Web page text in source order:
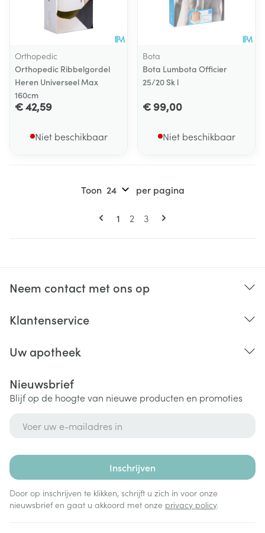
Orthopedic
Orthopedic Ribbelgordel
Heren Universeel Max
160cm
€ 42,59
Niet beschikbaar
Bota
Bota Lumbota Officier
25/20 Sk l
€ 99,00
Niet beschikbaar
Pagina's
U lees momenteel pagina
1 Pagina
2 Pagina
3
Toon per pagina
Neem contact met ons op
Klantenservice
Uw apotheek
Nieuwsbrief
Blijf op de hoogte van nieuwe producten en promoties
Inschrijven
Door op inschrijven te klikken, schrijft u zich in voor onze
nieuwsbrief en gaat u akkoord met onze privacy policy.